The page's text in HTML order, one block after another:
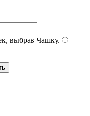
выбрав Чашку.